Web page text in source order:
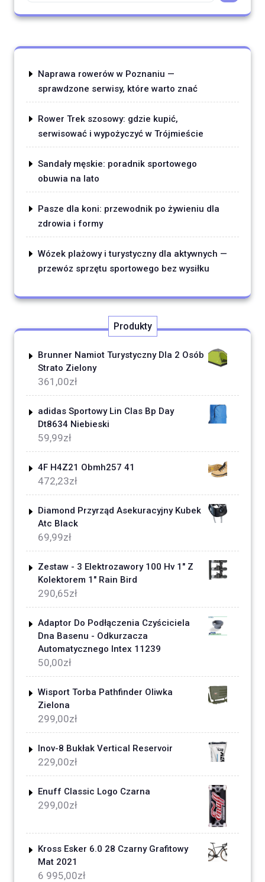
Naprawa rowerów w Poznaniu —
sprawdzone serwisy, które warto znać
Rower Trek szosowy: gdzie kupić,
serwisować i wypożyczyć w Trójmieście
Sandały męskie: poradnik sportowego
obuwia na lato
Pasze dla koni: przewodnik po żywieniu dla
zdrowia i formy
Wózek plażowy i turystyczny dla aktywnych —
przewóz sprzętu sportowego bez wysiłku
Produkty
Brunner Namiot Turystyczny Dla 2 Osób
Strato Zielony
361,00zł
adidas Sportowy Lin Clas Bp Day
Dt8634 Niebieski
59,99zł
4F H4Z21 Obmh257 41
472,23zł
Diamond Przyrząd Asekuracyjny Kubek
Atc Black
69,99zł
Zestaw - 3 Elektrozawory 100 Hv 1" Z
Kolektorem 1" Rain Bird
290,65zł
Adaptor Do Podłączenia Czyściciela
Dna Basenu - Odkurzacza
Automatycznego Intex 11239
50,00zł
Wisport Torba Pathfinder Oliwka
Zielona
299,00zł
Inov-8 Bukłak Vertical Reservoir
229,00zł
Enuff Classic Logo Czarna
299,00zł
Kross Esker 6.0 28 Czarny Grafitowy
Mat 2021
6 995,00zł